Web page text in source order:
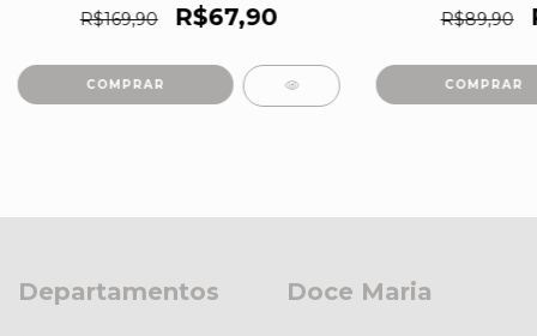
R$169,90 R$67,90
COMPRAR
R$89,90
COMPRAR
Departamentos Doce Maria